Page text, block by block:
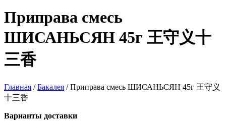
Приправа смесь
ШИСАНЬСЯН 45г 王守义十
三香
Главная /Бакалея /Приправа смесь ШИСАНЬСЯН 45г 王守义
十三香
Варианты доставки